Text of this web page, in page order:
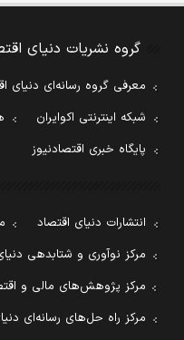
گروه نشریات دنیای
معرفی گروه رسانه‌ای دنیای
شبکه اینترنتی اکوایران
پایگاه خبری اقتصادنیوز
انتشارات دنیای اقتصاد
مرکز نوآوری و شتابدهی
مرکز پژوهش‌های مالی و
مرکز راه حل‌های رسانه‌ای